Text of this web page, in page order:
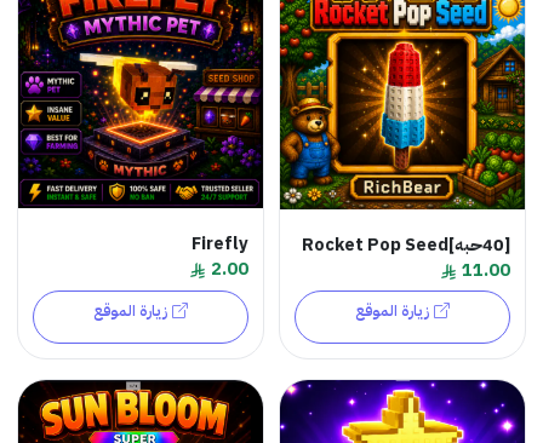
[40حبه]Rocket Pop Seed
11.00
زيارة الموقع
Firefly
2.00
زيارة الموقع